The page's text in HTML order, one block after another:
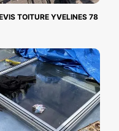
TOITURE YVELINES 78